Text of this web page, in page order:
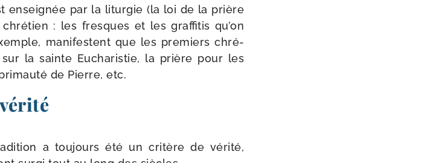
ensei­gnée par la litur­gie (la loi de la prière
: les fresques et les graf­fi­tis qu’on
mani­festent que les pre­miers chré­
la sainte Eucharistie, la prière pour les
de Pierre, etc.
a tou­jours été un cri­tère de véri­té,